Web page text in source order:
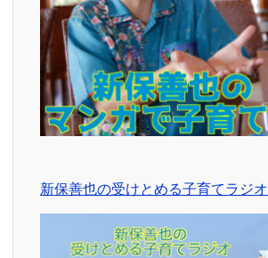
新保善也の受けとめる子育てラジオ